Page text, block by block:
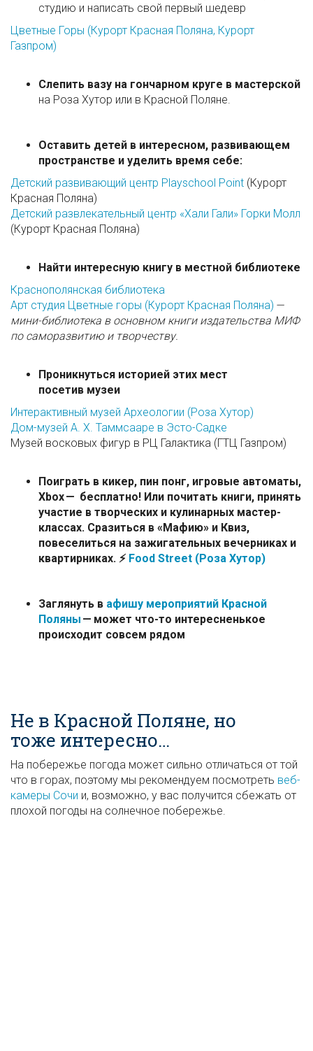
студию и написать свой первый шедевр
Цветные Горы (Курорт Красная Поляна, Курорт
Газпром)
Слепить вазу на гончарном круге в мастерской
на Роза Хутор или в Красной Поляне.
Оставить детей в интересном, развивающем
пространстве и уделить время себе:
Детский развивающий центр Playschool Point (Курорт
Красная Поляна)
Детский развлекательный центр «Хали Гали» Горки Молл
(Курорт Красная Поляна)
Найти интересную книгу в местной библиотеке
Краснополянская библиотека
Арт студия Цветные горы (Курорт Красная Поляна) —
мини-библиотека в основном книги издательства МИФ
по саморазвитию и творчеству.
Проникнуться историей этих мест
посетив музеи
Интерактивный музей Археологии (Роза Хутор)
Дом-музей А. Х. Таммсааре в Эсто-Садке
Музей восковых фигур в РЦ Галактика (ГТЦ Газпром)
Поиграть в кикер, пин понг, игровые автоматы,
Xbox — бесплатно! Или почитать книги, принять
участие в творческих и кулинарных мастер-
классах. Сразиться в «Мафию» и Квиз,
повеселиться на зажигательных вечерниках и
квартирниках. ⚡️ Food Street (Роза Хутор)
Заглянуть в афишу мероприятий Красной
Поляны — может что-то интересненькое
происходит совсем рядом
Не в Красной Поляне, но
тоже интересно…
На побережье погода может сильно отличаться от той
что в горах, поэтому мы рекомендуем посмотреть веб-
камеры Сочи и, возможно, у вас получится сбежать от
плохой погоды на солнечное побережье.